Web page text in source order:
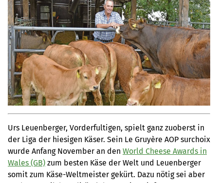
Urs Leuenberger, Vorderfultigen, spielt ganz zuoberst in
der Liga der hiesigen Käser. Sein Le Gruyère AOP surchoix
wurde Anfang November an den World Cheese Awards in
Wales (GB) zum besten Käse der Welt und Leuenberger
somit zum Käse-Weltmeister gekürt. Dazu nötig sei aber